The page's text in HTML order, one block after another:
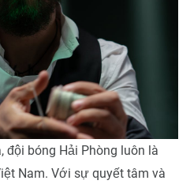
đội bóng Hải Phòng luôn là
Nam. Với sự quyết tâm và